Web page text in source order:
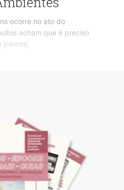
ocorre no ato do
acham que é preciso
parede,